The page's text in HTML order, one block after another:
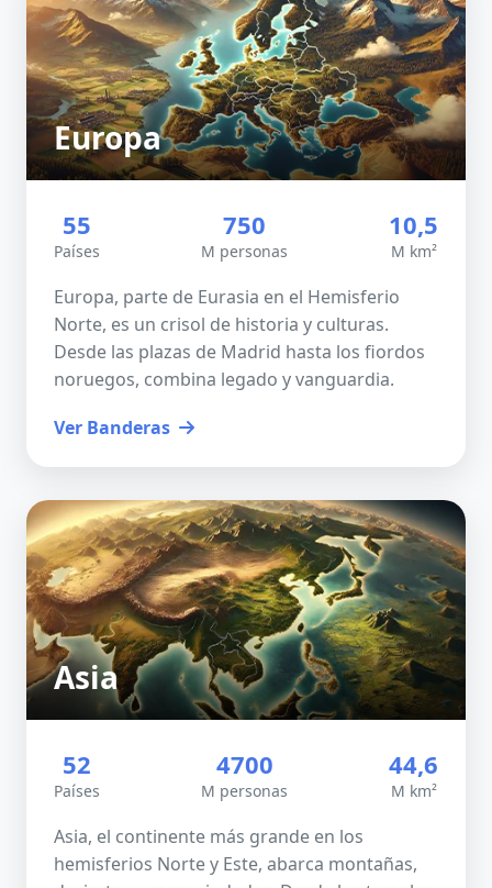
Europa
55
Países
750
M personas
10,5
M km²
Europa, parte de Eurasia en el Hemisferio
Norte, es un crisol de historia y culturas.
Desde las plazas de Madrid hasta los fiordos
noruegos, combina legado y vanguardia.
Ver Banderas
Asia
52
Países
4700
M personas
44,6
M km²
Asia, el continente más grande en los
hemisferios Norte y Este, abarca montañas,